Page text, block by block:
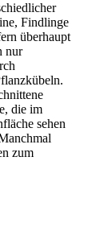
Findlinge
überhaupt
nur
die im
sehen
zum